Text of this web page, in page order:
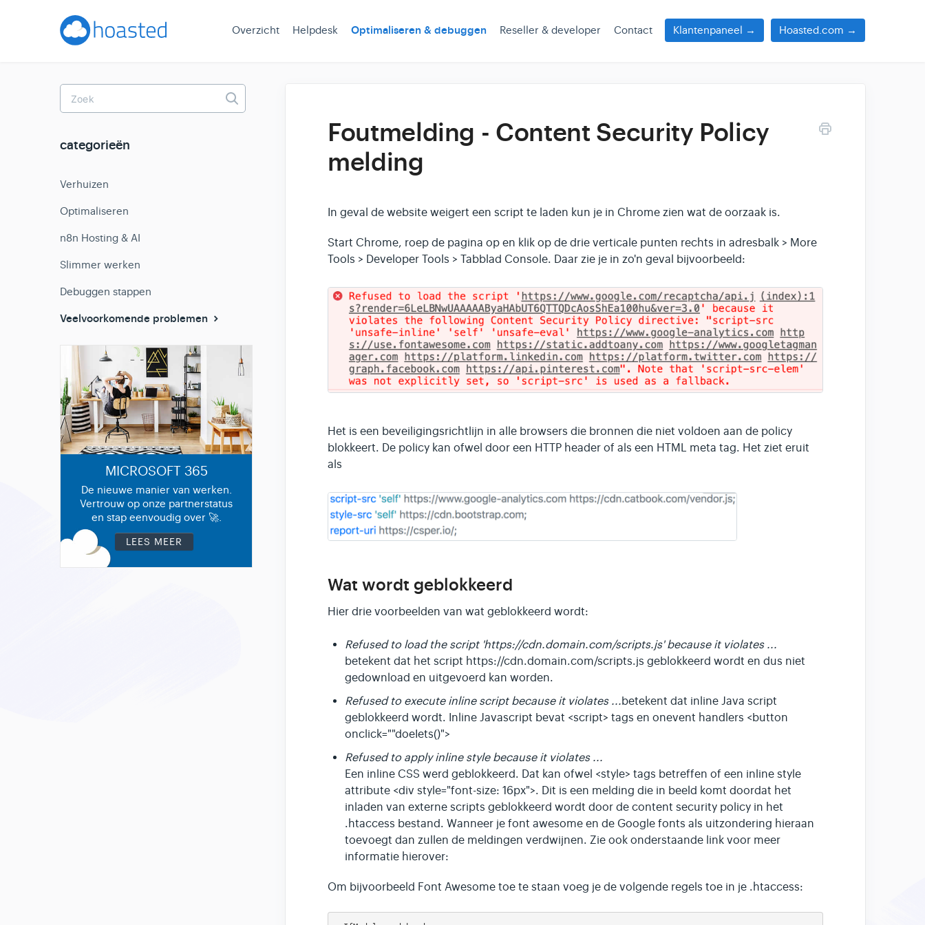
Overzicht Helpdesk Optimaliseren & debuggen Reseller & developer Contact Klantenpaneel → Hoasted.com →
Foutmelding - Content Security Policy
melding
In geval de website weigert een script te laden kun je in Chrome zien wat de oorzaak is.
Start Chrome, roep de pagina op en klik op de drie verticale punten rechts in adresbalk > More
Tools > Developer Tools > Tabblad Console. Daar zie je in zo'n geval bijvoorbeeld:
Het is een beveiligingsrichtlijn in alle browsers die bronnen die niet voldoen aan de policy
blokkeert. De policy kan ofwel door een HTTP header of als een HTML meta tag. Het ziet eruit
als
Wat wordt geblokkeerd
Hier drie voorbeelden van wat geblokkeerd wordt:
Refused to load the script 'https://cdn.domain.com/scripts.js' because it violates ...
betekent dat het script https://cdn.domain.com/scripts.js geblokkeerd wordt en dus niet
gedownload en uitgevoerd kan worden.
Refused to execute inline script because it violates ...betekent dat inline Java script
geblokkeerd wordt. Inline Javascript bevat <script> tags en onevent handlers <button
onclick=""doeIets()">
Refused to apply inline style because it violates ...
Een inline CSS werd geblokkeerd. Dat kan ofwel <style> tags betreffen of een inline style
attribute <div style="font-size: 16px">. Dit is een melding die in beeld komt doordat het
inladen van externe scripts geblokkeerd wordt door de content security policy in het
.htaccess bestand. Wanneer je font awesome en de Google fonts als uitzondering hieraan
toevoegt dan zullen de meldingen verdwijnen. Zie ook onderstaande link voor meer
informatie hierover:
Om bijvoorbeeld Font Awesome toe te staan voeg je de volgende regels toe in je .htaccess:
Toggle
Search
categorieën
Verhuizen
Optimaliseren
n8n Hosting & AI
Slimmer werken
Debuggen stappen
Veelvoorkomende problemen
MICROSOFT 365
De nieuwe manier van werken.
Vertrouw op onze partnerstatus
en stap eenvoudig over 🚀.
LEES MEER